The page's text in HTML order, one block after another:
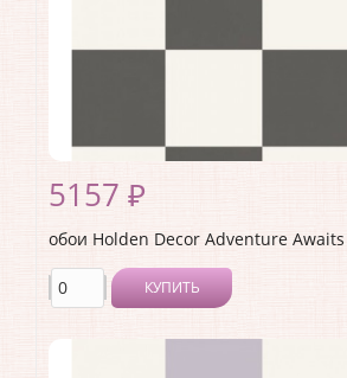
5157 ₽
обои Holden Decor Adventure
КУПИТЬ
Производитель:Holden Decor
Коллекция:
Adventure Awaits